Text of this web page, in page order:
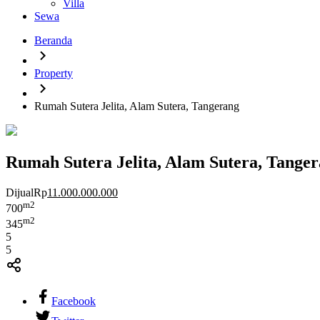
Villa
Sewa
Beranda
Property
Rumah Sutera Jelita, Alam Sutera, Tangerang
Rumah Sutera Jelita, Alam Sutera,
DijualRp11.000.000.000
700m2
345m2
5
5
Facebook